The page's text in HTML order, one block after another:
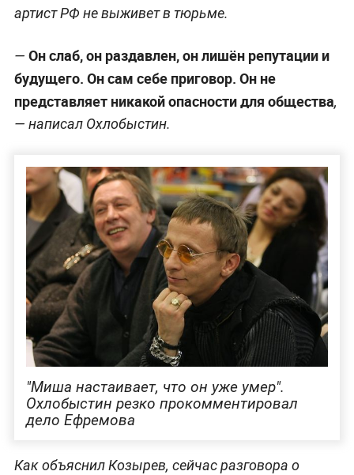
артист РФ не выживет в тюрьме.
— Он слаб, он раздавлен, он лишён репутации и
будущего. Он сам себе приговор. Он не
представляет никакой опасности для общества,
— написал Охлобыстин.
"Миша настаивает, что он уже умер".
Охлобыстин резко прокомментировал
дело Ефремова
Как объяснил Козырев, сейчас разговора о